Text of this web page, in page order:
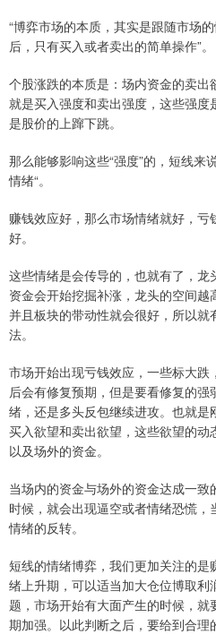
“博弈市场的本质，其实是跟随市场
后，只有买入或者卖出的简单操作”。
个股涨跌的本质是：场内资金的卖
就是买入强度和卖出强度，这些强
是股价的上蹿下跳。
那么能够影响这些“强度”的，短线来
情绪“。
赚钱效应好，那么市场情绪就好，亏
好。
这些情绪是会传导的，也就有了，龙
资金会开始挖掘补涨，龙头的空间越
并且板块的带动性就会很好，所以
法。
市场开始出现亏钱效应，一些标大跌
后会有修复预期，但是要看修复的
绪，还是多头反包继续进攻。也就
买入欲望和卖出欲望，这些欲望的动
以及场外的资金。
当场内的资金与场外的资金达成一
时候，就会出现逼空或者情绪恐慌
情绪的反转。
短线的情绪博弈，我们更加关注的
绪上升期，可以适当加大仓位博取利
题，市场开始有大面产生的时候，
期加强。以此判断之后，要给到合理